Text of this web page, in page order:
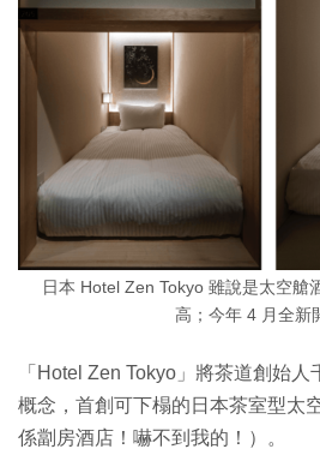
日本 Hotel Zen Tokyo 雖說是太空艙
高；今年 4 月全新
「Hotel Zen Tokyo」將茶道創始
概念，首創可下榻的日本茶室型太
係劏房酒店！嚇不到我的！）。